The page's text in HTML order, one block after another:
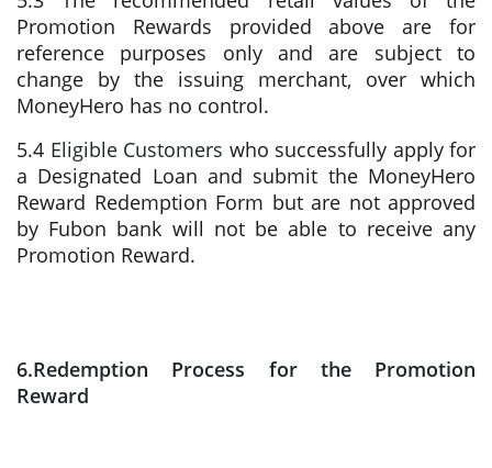
Promotion Rewards provided above are for
reference purposes only and are subject to
change by the issuing merchant, over which
MoneyHero has no control.
5.4 Eligible Customers who successfully apply for
a Designated Loan and submit the MoneyHero
Reward Redemption Form but are not approved
by Fubon bank will not be able to receive any
Promotion Reward.
6.Redemption Process for the Promotion
Reward